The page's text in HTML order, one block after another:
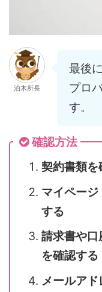
泊木所長
最後
プロ
す。
確認方法
契約書類を
マイペー
する
請求書や口
を確認する
メールア